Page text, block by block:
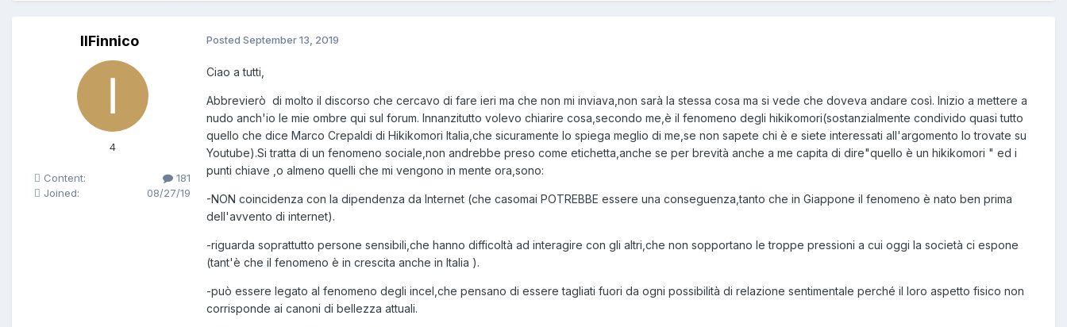
IlFinnico
4
Content:
181
Joined:
08/27/19
Posted September 13, 2019
Ciao a tutti,
Abbrevierò di molto il discorso che cercavo di fare ieri ma che non mi inviava,non sarà la stessa cosa ma si vede che doveva andare così. Inizio a mettere a
nudo anch'io le mie ombre qui sul forum. Innanzitutto volevo chiarire cosa,secondo me,è il fenomeno degli hikikomori(sostanzialmente condivido quasi tutto
quello che dice Marco Crepaldi di Hikikomori Italia,che sicuramente lo spiega meglio di me,se non sapete chi è e siete interessati all'argomento lo trovate su
Youtube).Si tratta di un fenomeno sociale,non andrebbe preso come etichetta,anche se per brevità anche a me capita di dire"quello è un hikikomori " ed i
punti chiave ,o almeno quelli che mi vengono in mente ora,sono:
-NON coincidenza con la dipendenza da Internet (che casomai POTREBBE essere una conseguenza,tanto che in Giappone il fenomeno è nato ben prima
dell'avvento di internet).
-riguarda soprattutto persone sensibili,che hanno difficoltà ad interagire con gli altri,che non sopportano le troppe pressioni a cui oggi la società ci espone
(tant'è che il fenomeno è in crescita anche in Italia ).
-può essere legato al fenomeno degli incel,che pensano di essere tagliati fuori da ogni possibilità di relazione sentimentale perché il loro aspetto fisico non
corrisponde ai canoni di bellezza attuali.